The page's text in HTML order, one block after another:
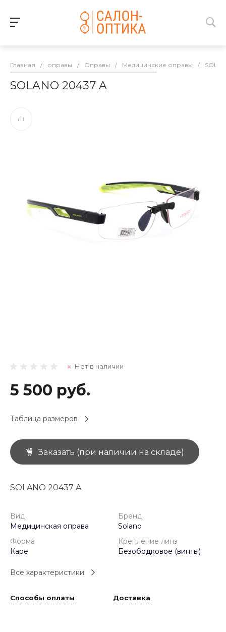
Главная / оправы / Оправы / Медицинские оправы /
SOLANO 20437 A
Нет в наличии
5 500 руб.
Таблица размеров
Заказать (при наличии на складе)
SOLANO 20437 A
Вид
Медицинская оправа
Бренд
Solano
Форма
Каре
Крепление линз
Безободковое (винты)
Все характеристики
Способы оплаты Доставка